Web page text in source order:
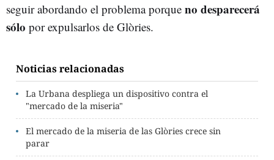
seguir abordando el problema porque no desparecerá
sólo por expulsarlos de Glòries.
Noticias relacionadas
La Urbana despliega un dispositivo contra el
"mercado de la miseria"
El mercado de la miseria de las Glòries crece sin
parar